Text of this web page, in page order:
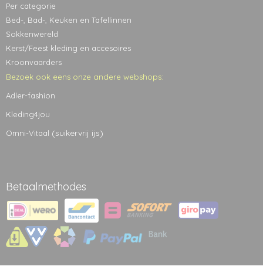
Per categorie
Bed-, Bad-, Keuken en Tafellinnen
Sokkenwereld
Kerst/Feest kleding en accesoires
Kroonvaarders
Bezoek ook eens onze andere webshops:
Adler-fashion
Kleding4jou
Omni-Vitaal (suikervrij ijs)
Betaalmethodes